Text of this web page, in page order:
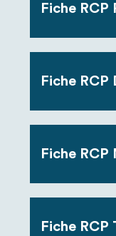
Fiche RCP
Fiche
Fiche
Fiche